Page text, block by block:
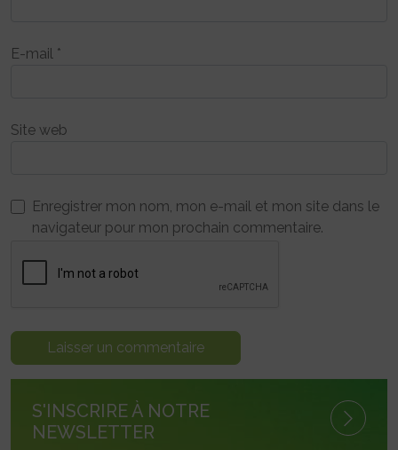
E-mail *
Site web
Enregistrer mon nom, mon e-mail et mon site dans le
navigateur pour mon prochain commentaire.
S'INSCRIRE À NOTRE
NEWSLETTER